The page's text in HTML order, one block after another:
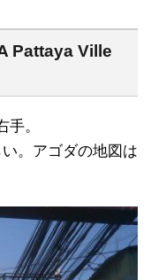
Pattaya Ville
。
。アゴダの地図は